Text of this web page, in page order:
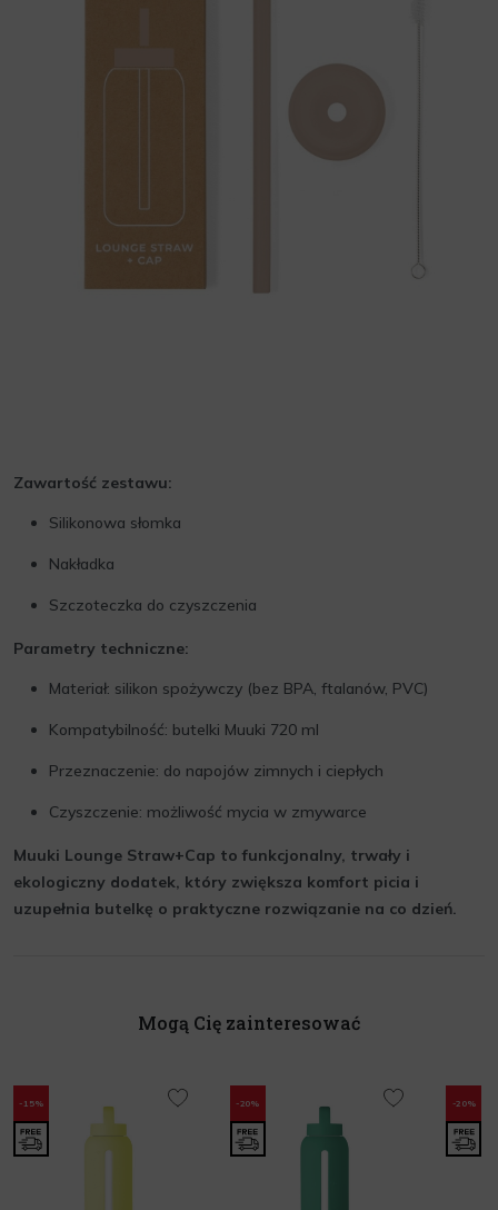
Zawartość zestawu:
Silikonowa słomka
Nakładka
Szczoteczka do czyszczenia
Parametry techniczne:
Materiał: silikon spożywczy (bez BPA, ftalanów, PVC)
Kompatybilność: butelki Muuki 720 ml
Przeznaczenie: do napojów zimnych i ciepłych
Czyszczenie: możliwość mycia w zmywarce
Muuki Lounge Straw+Cap to funkcjonalny, trwały i
ekologiczny dodatek, który zwiększa komfort picia i
uzupełnia butelkę o praktyczne rozwiązanie na co dzień.
Mogą Cię zainteresować
-15% -20% -20%